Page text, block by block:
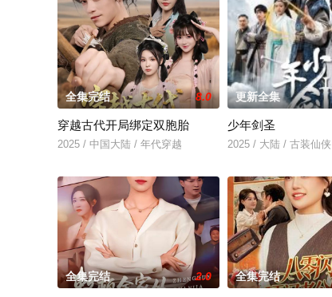
全集完结 8.0
穿越古代开局绑定双胞胎
2025 / 中国大陆 / 年代穿越
更新全集
少年剑圣
2025 / 大陆 / 古装仙侠
全集完结 2.0 全集完结